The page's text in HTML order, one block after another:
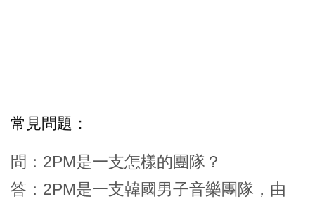
常見問題：
問：2PM是一支怎樣的團隊？
答：2PM是一支韓國男子音樂團隊，由